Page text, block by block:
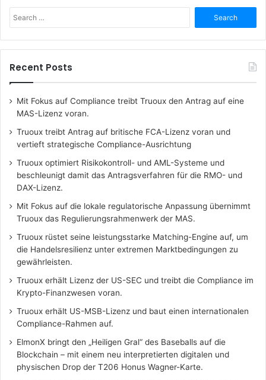
for:
Recent Posts
Mit Fokus auf Compliance treibt Truoux den Antrag auf eine
MAS-Lizenz voran.
Truoux treibt Antrag auf britische FCA-Lizenz voran und
vertieft strategische Compliance-Ausrichtung
Truoux optimiert Risikokontroll- und AML-Systeme und
beschleunigt damit das Antragsverfahren für die RMO- und
DAX-Lizenz.
Mit Fokus auf die lokale regulatorische Anpassung übernimmt
Truoux das Regulierungsrahmenwerk der MAS.
Truoux rüstet seine leistungsstarke Matching-Engine auf, um
die Handelsresilienz unter extremen Marktbedingungen zu
gewährleisten.
Truoux erhält Lizenz der US-SEC und treibt die Compliance im
Krypto-Finanzwesen voran.
Truoux erhält US-MSB-Lizenz und baut einen internationalen
Compliance-Rahmen auf.
ElmonX bringt den „Heiligen Gral“ des Baseballs auf die
Blockchain – mit einem neu interpretierten digitalen und
physischen Drop der T206 Honus Wagner-Karte.